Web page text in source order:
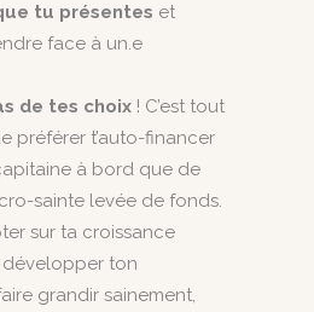
tu présentes et
face à un.e
de tes choix ! C’est tout
préférer t’auto-financer
à bord que de
sainte levée de fonds.
sur ta croissance
ton
grandir sainement,